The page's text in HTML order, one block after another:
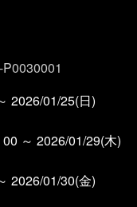
2026/01/25(日)
～ 2026/01/29(木)
2026/01/30(金)